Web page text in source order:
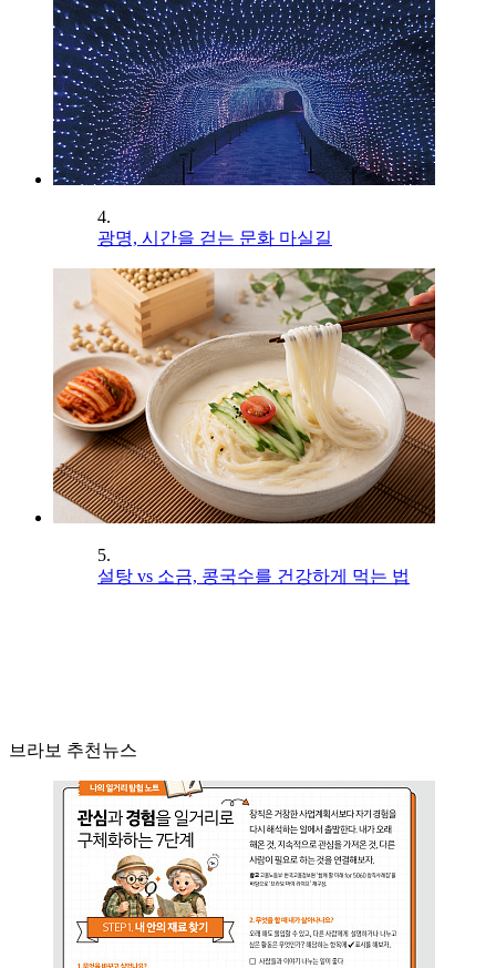
4.
광명, 시간을 걷는 문화 마실길
5.
설탕 vs 소금, 콩국수를 건강하게 먹는 법
브라보 추천뉴스